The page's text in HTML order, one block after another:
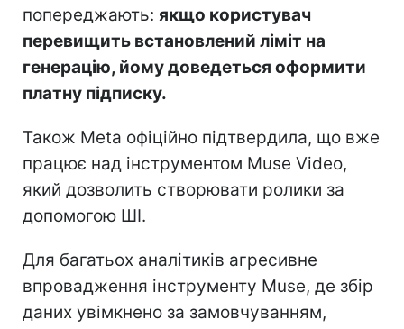
попереджають: якщо користувач
перевищить встановлений ліміт на
генерацію, йому доведеться оформити
платну підписку.
Також Meta офіційно підтвердила, що вже
працює над інструментом Muse Video,
який дозволить створювати ролики за
допомогою ШІ.
Для багатьох аналітиків агресивне
впровадження інструменту Muse, де збір
даних увімкнено за замовчуванням,